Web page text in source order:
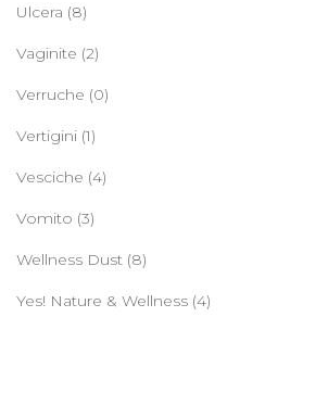
Ulcera (8)
Vaginite (2)
Verruche (0)
Vertigini (1)
Vesciche (4)
Vomito (3)
Wellness Dust (8)
Yes! Nature & Wellness (4)